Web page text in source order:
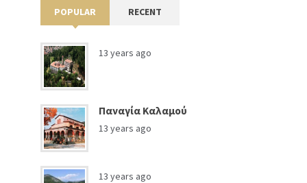
POPULAR RECENT
13 years ago
Παναγία Καλαμού
13 years ago
13 years ago